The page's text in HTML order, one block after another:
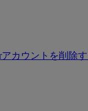
アカウントを削除